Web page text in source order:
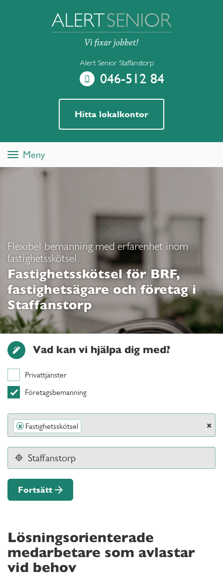
Alert Senior Staffanstorp
046-512 84
Hitta lokalkontor
ToggleMeny
Flexibel bemanning med erfarenhet inom
fastighetsskötsel
Fastighetsskötsel för BRF,
fastighetsägare och företag i
Staffanstorp
Vad kan vi hjälpa dig med?
Privattjänster
Företagsbemanning
×
× Fastighetsskötsel
Fortsätt
Lösningsorienterade
medarbetare som avlastar
vid behov